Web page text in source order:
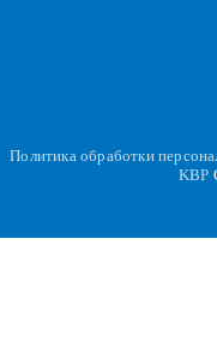
Политика обработки
KBP